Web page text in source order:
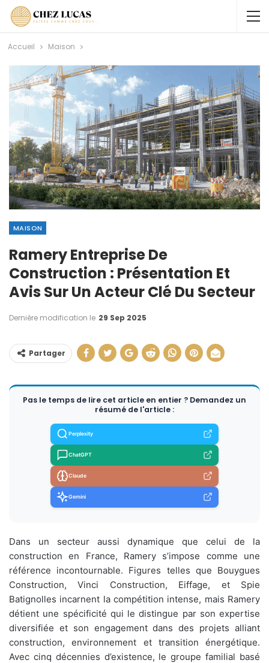
Accueil Maison
MAISON
Ramery Entreprise De
Construction : Présentation Et
Avis Sur Un Acteur Clé Du Secteur
Dernière modification le 29 Sep 2025
Partager
Pas le temps de lire cet article en entier ? Demandez un
résumé de l'article :
Perplexity
ChatGPT
Claude
Gemini
Dans un secteur aussi dynamique que celui de la
construction en France, Ramery s’impose comme une
référence incontournable. Figures telles que Bouygues
Construction, Vinci Construction, Eiffage, et Spie
Batignolles incarnent la compétition intense, mais Ramery
détient une spécificité qui le distingue par son expertise
diversifiée et son engagement dans des projets alliant
construction, environnement et transition énergétique.
Avec cinq décennies d’existence, le groupe familial basé